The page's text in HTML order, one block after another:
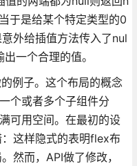
于是给某个特定类型的0
外给插值方法传入了nul
一个合理的值。
例子。这个布局的概念
个或者多个子组件分
可用空间。在最初的设
这样隐式的表明flex布
然而，API做了修改，